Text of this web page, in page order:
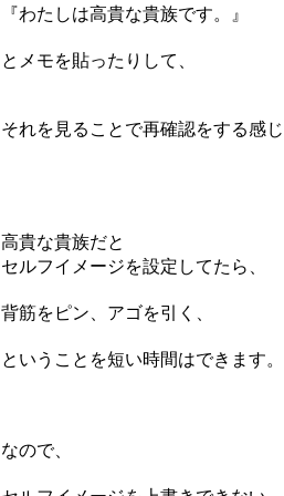
『わたしは高貴な貴族です。』
とメモを貼ったりして、
それを見ることで再確認をする感
高貴な貴族だと
セルフイメージを設定してたら、
背筋をピン、アゴを引く、
ということを短い時間はできます。
なので、